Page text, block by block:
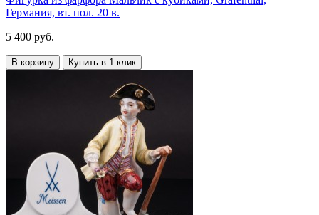
Германия, вт. пол. 20 в.
5 400 руб.
В корзину Купить в 1 клик